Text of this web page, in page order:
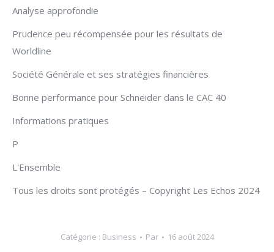
Analyse approfondie
Prudence peu récompensée pour les résultats de
Worldline
Société Générale et ses stratégies financières
Bonne performance pour Schneider dans le CAC 40
Informations pratiques
P
L'Ensemble
Tous les droits sont protégés – Copyright Les Echos 2024
Catégorie : Business Par 16 août 2024